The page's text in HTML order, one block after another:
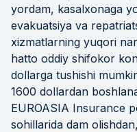
yordam, kasalxonaga
evakuatsiya va
xizmatlarning yuqori
hatto oddiy shifokor
dollarga tushishi
1600 dollardan
EUROASIA Insurance
sohillarida dam